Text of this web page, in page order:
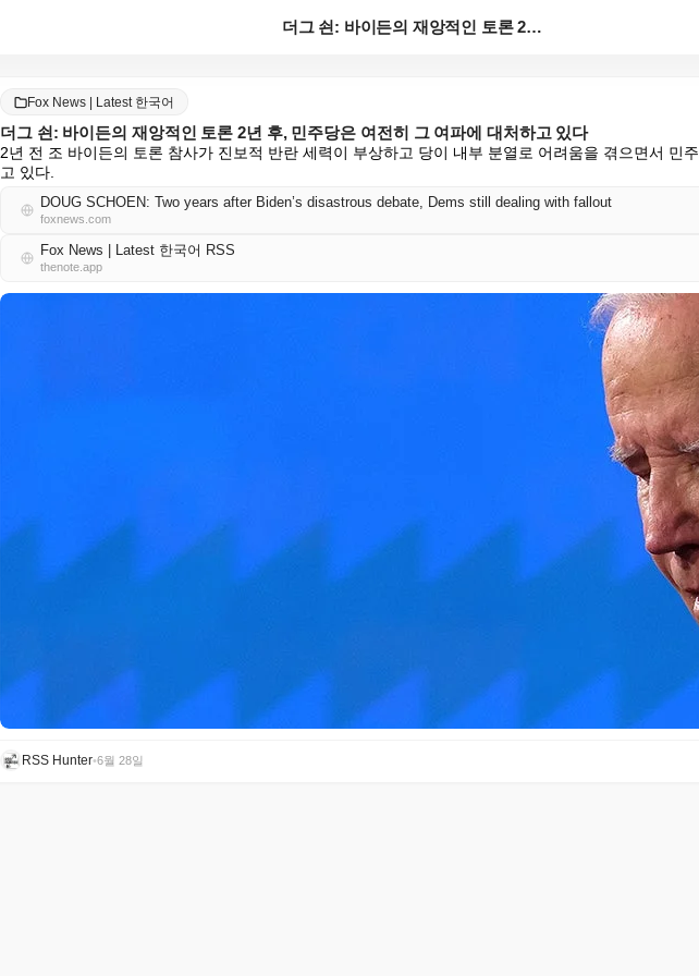
더그 쇤: 바이든의 재앙적인 토론 2년 후, 민주당은 ...
Fox News | Latest 한국어
더그 쇤: 바이든의 재앙적인 토론 2년 후, 민주당은 여전히 그 여파에 대처하고 있다
2년 전 조 바이든의 토론 참사가 진보적 반란 세력이 부상하고 당이 내부 분열로 어려움을 겪으면서 민
고 있다.
DOUG SCHOEN: Two years after Biden’s disastrous debate, Dems still dealing with fallout
foxnews.com
Fox News | Latest 한국어 RSS
thenote.app
RSS Hunter•6월 28일